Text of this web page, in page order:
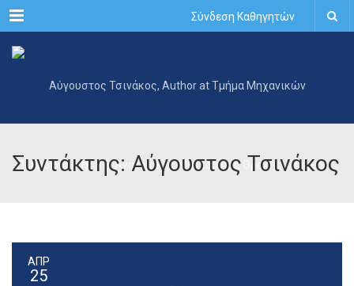
Menu Σύνδεση Καθηγητών
Συντάκτης: Αύγουστος Τσινάκος
ΑΠΡ
25